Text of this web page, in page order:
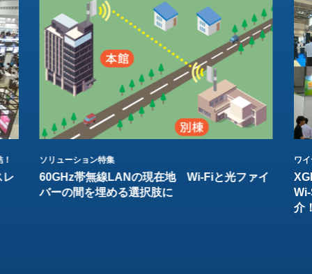
レ
ソリューション特集
60GHz帯無線LANの現在地 Wi-Fiと光ファイ
バーの間を埋める選択肢に
ワ
介